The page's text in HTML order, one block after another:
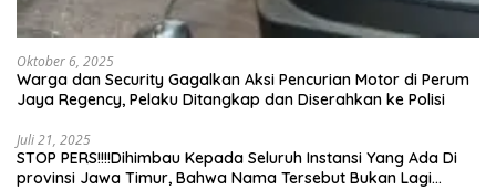
Oktober 6, 2025
Warga dan Security Gagalkan Aksi Pencurian Motor di Perum
Jaya Regency, Pelaku Ditangkap dan Diserahkan ke Polisi
Juli 21, 2025
STOP PERS!!!!Dihimbau Kepada Seluruh Instansi Yang Ada Di
provinsi Jawa Timur, Bahwa Nama Tersebut Bukan Lagi